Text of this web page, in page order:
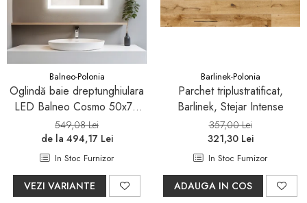
Pare, furtunuri si accesorii
dus
Module de dus incastrate
Rezervoare wc
Rezervoare incastrate
Rezervoare aparente
Cadre incastrate
Clapete de actionare
Paravane de dus Walk
Balneo-Polonia
Oglindă baie dreptunghiulara
LED Balneo Cosmo 50x70
cm, iluminare modernă
549,08 Lei
de la 494,17 Lei
In Stoc Furnizor
VEZI VARIANTE
Barlinek-Polonia
Parchet triplustratificat,
Barlinek, Stejar Intense
357,00 Lei
321,30 Lei
In Stoc Furnizor
ADAUGA IN COS